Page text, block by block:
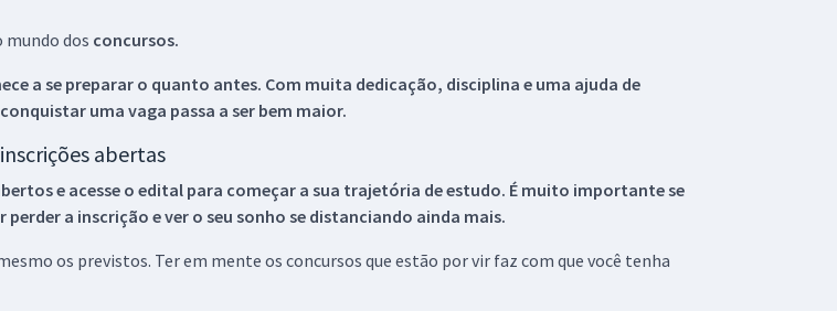
mundo dos concursos.
a se preparar o quanto antes. Com muita dedicação, disciplina e uma ajuda de
uma vaga passa a ser bem maior.
abertas
e acesse o edital para começar a sua trajetória de estudo. É muito importante se
a inscrição e ver o seu sonho se distanciando ainda mais.
os previstos. Ter em mente os concursos que estão por vir faz com que você tenha